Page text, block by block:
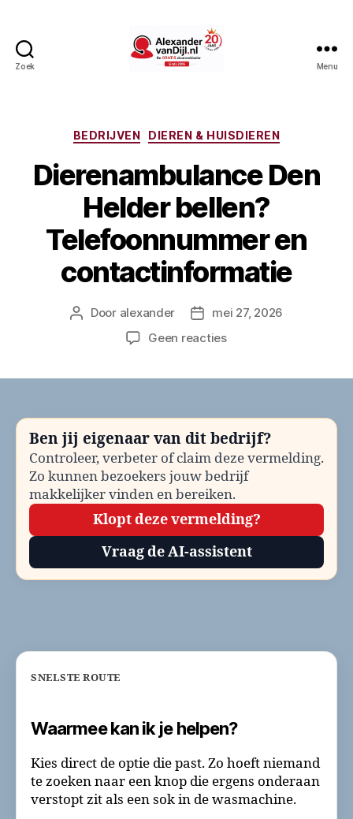
Zoek Menu
Categorieën
BEDRIJVEN DIEREN & HUISDIEREN
Dierenambulance Den
Helder bellen?
Telefoonnummer en
contactinformatie
Berichtauteur
Door alexander Berichtdatum
mei 27, 2026
Geen reactiesop
Telefoonnummer
en
contactinformatie
Ben jij eigenaar van dit bedrijf?
Controleer, verbeter of claim deze vermelding.
Zo kunnen bezoekers jouw bedrijf
makkelijker vinden en bereiken.
Klopt deze vermelding?
Vraag de AI-assistent
SNELSTE ROUTE
Waarmee kan ik je helpen?
Kies direct de optie die past. Zo hoeft niemand
te zoeken naar een knop die ergens onderaan
verstopt zit als een sok in de wasmachine.